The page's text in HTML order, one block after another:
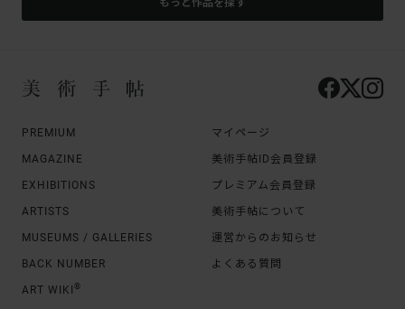
PREMIUM
MAGAZINE
EXHIBITIONS
ARTISTS
MUSEUMS / GALLERIES
BACK NUMBER
ART WIKI ®
マイページ
美術手帖ID会員登録
プレミアム会員登録
美術手帖について
運営からのお知らせ
よくある質問